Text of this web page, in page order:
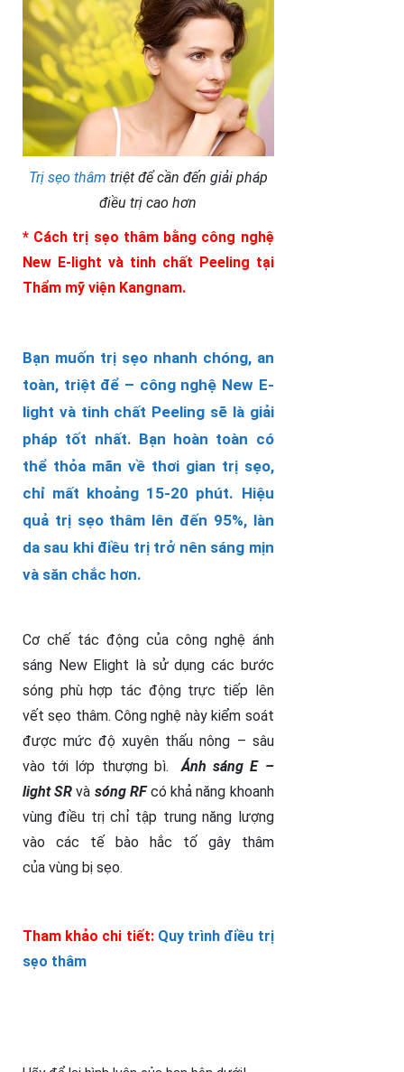
Trị sẹo thâm triệt để cần đến giải pháp
điều trị cao hơn
* Cách trị sẹo thâm bằng công nghệ
New E-light và tinh chất Peeling tại
Thẩm mỹ viện Kangnam.
Bạn muốn trị sẹo nhanh chóng, an
toàn, triệt để – công nghệ New E-
light và tinh chất Peeling sẽ là giải
pháp tốt nhất. Bạn hoàn toàn có
thể thỏa mãn về thơi gian trị sẹo,
chỉ mất khoảng 15-20 phút. Hiệu
quả trị sẹo thâm lên đến 95%, làn
da sau khi điều trị trở nên sáng mịn
và săn chắc hơn.
Cơ chế tác động của công nghệ ánh
sáng New Elight là sử dụng các bước
sóng phù hợp tác động trực tiếp lên
vết sẹo thâm. Công nghệ này kiểm soát
được mức độ xuyên thấu nông – sâu
vào tới lớp thượng bì.Ánh sáng E –
light SR và sóng RFcó khả năng khoanh
vùng điều trị chỉ tập trung năng lượng
vào các tế bào hắc tố gây thâm
của vùng bị sẹo.
Tham khảo chi tiết: Quy trình điều trị
sẹo thâm